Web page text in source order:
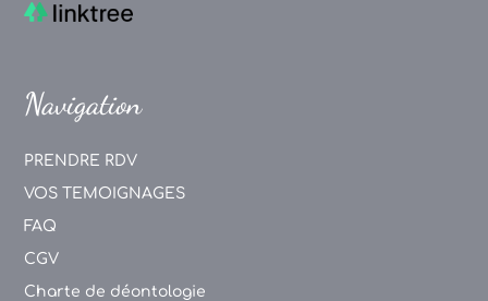
Navigation
PRENDRE RDV
VOS TEMOIGNAGES
FAQ
CGV
Charte de déontologie